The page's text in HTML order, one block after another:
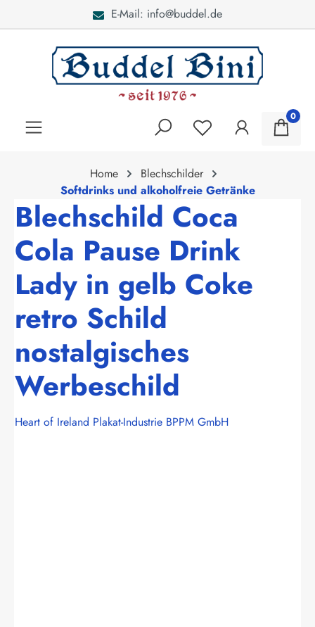
E-Mail: info@buddel.de
0
Home
Blechschilder
Softdrinks und alkoholfreie Getränke
Blechschild Coca
Cola Pause Drink
Lady in gelb Coke
retro Schild
nostalgisches
Werbeschild
Heart of Ireland Plakat-Industrie BPPM GmbH